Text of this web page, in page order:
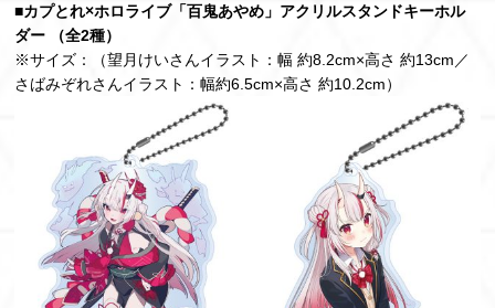
■​​カプとれ×ホロライブ「百鬼あやめ」アクリルスタンドキーホル
ダー （全2種）
※サイズ：（望月けいさんイラスト：幅 約8.2cm×高さ 約13cm／
さばみぞれさんイラスト：幅約6.5cm×高さ 約10.2cm）